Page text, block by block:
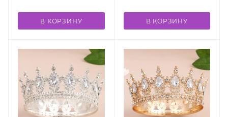
В КОРЗИНУ В КОРЗИНУ